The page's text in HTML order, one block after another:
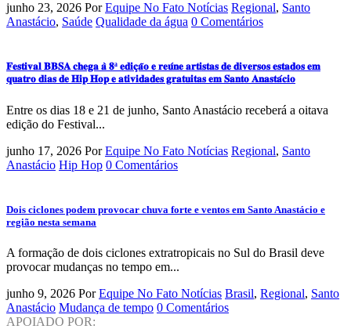
junho 23, 2026 Por Equipe No Fato Notícias Regional, Santo
Anastácio, Saúde Qualidade da água 0 Comentários
𝐅𝐞𝐬𝐭𝐢𝐯𝐚𝐥 𝐁𝐁𝐒𝐀 𝐜𝐡𝐞𝐠𝐚 𝐚̀ 𝟖ª 𝐞𝐝𝐢𝐜̧𝐚̃𝐨 𝐞 𝐫𝐞𝐮́𝐧𝐞 𝐚𝐫𝐭𝐢𝐬𝐭𝐚𝐬 𝐝𝐞 𝐝𝐢𝐯𝐞𝐫𝐬𝐨𝐬 𝐞𝐬𝐭𝐚𝐝𝐨𝐬 𝐞𝐦
𝐪𝐮𝐚𝐭𝐫𝐨 𝐝𝐢𝐚𝐬 𝐝𝐞 𝐇𝐢𝐩 𝐇𝐨𝐩 𝐞 𝐚𝐭𝐢𝐯𝐢𝐝𝐚𝐝𝐞𝐬 𝐠𝐫𝐚𝐭𝐮𝐢𝐭𝐚𝐬 𝐞𝐦 𝐒𝐚𝐧𝐭𝐨 𝐀𝐧𝐚𝐬𝐭𝐚́𝐜𝐢𝐨
Entre os dias 18 e 21 de junho, Santo Anastácio receberá a oitava
edição do Festival...
junho 17, 2026 Por Equipe No Fato Notícias Regional, Santo
Anastácio Hip Hop 0 Comentários
Dois ciclones podem provocar chuva forte e ventos em Santo Anastácio e
região nesta semana
A formação de dois ciclones extratropicais no Sul do Brasil deve
provocar mudanças no tempo em...
junho 9, 2026 Por Equipe No Fato Notícias Brasil, Regional, Santo
Anastácio Mudança de tempo 0 Comentários
APOIADO POR: